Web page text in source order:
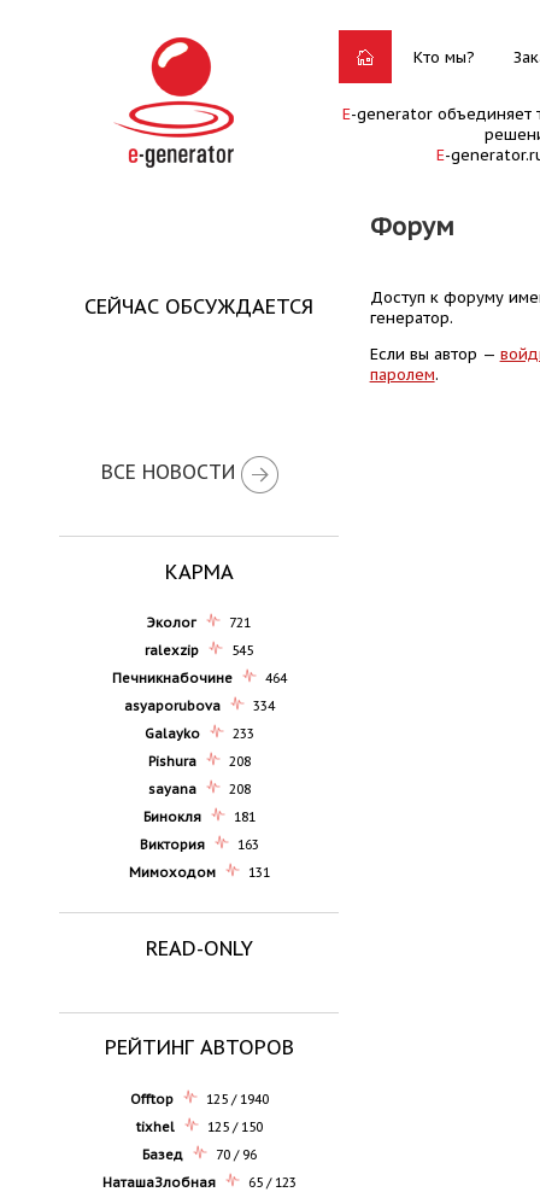
Кто мы?
E-generator объединяет
E-
Форум
СЕЙЧАС ОБСУЖДАЕТСЯ
ВСЕ НОВОСТИ
КАРМА
Эколог
721
ralexzip
545
Печникнабочине
464
asyaporubova
334
Galayko
233
Pishura
208
sayana
208
Бинокля
181
Виктория
163
Мимоходом
131
READ-ONLY
РЕЙТИНГ АВТОРОВ
Offtop
125 / 1940
tixhel
125 / 150
Базед
70 / 96
НаташаЗлобная
65 / 123
Доступ к форуму
генератор.
Если вы автор —
паролем.